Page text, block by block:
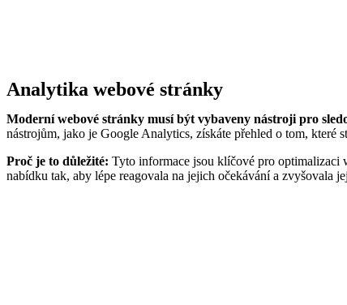
Analytika webové stránky
Moderní webové stránky musí být vybaveny nástroji pro
nástrojům, jako je Google Analytics, získáte přehled o tom,
Proč je to důležité: Tyto informace jsou klíčové pro optimalizaci
nabídku tak, aby lépe reagovala na jejich očekávání a zvyšovala